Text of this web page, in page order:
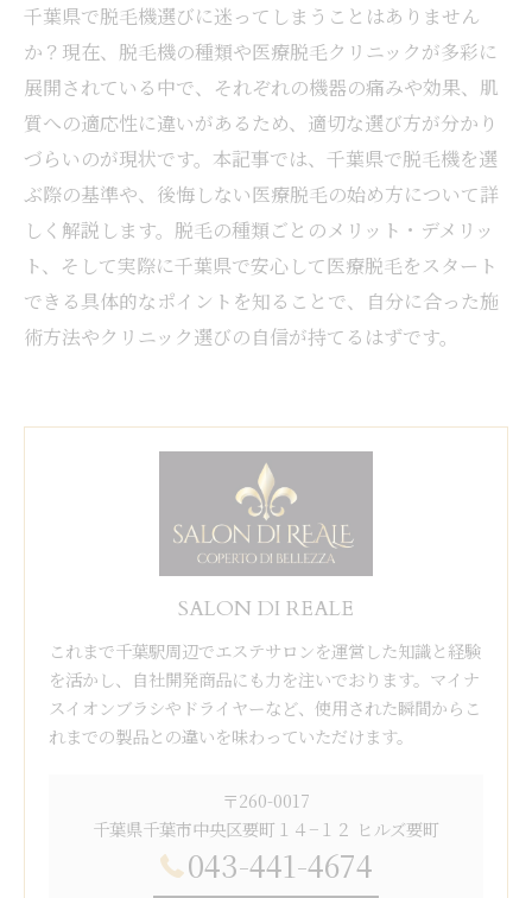
千葉県で脱毛機選びに迷ってしまうことはありません
か？現在、脱毛機の種類や医療脱毛クリニックが多彩に
展開されている中で、それぞれの機器の痛みや効果、肌
質への適応性に違いがあるため、適切な選び方が分かり
づらいのが現状です。本記事では、千葉県で脱毛機を選
ぶ際の基準や、後悔しない医療脱毛の始め方について詳
しく解説します。脱毛の種類ごとのメリット・デメリッ
ト、そして実際に千葉県で安心して医療脱毛をスタート
できる具体的なポイントを知ることで、自分に合った施
術方法やクリニック選びの自信が持てるはずです。
SALON DI REALE
これまで千葉駅周辺でエステサロンを運営した知識と経験
を活かし、自社開発商品にも力を注いでおります。マイナ
スイオンブラシやドライヤーなど、使用された瞬間からこ
れまでの製品との違いを味わっていただけます。
〒260-0017
千葉県千葉市中央区要町１４−１２ ヒルズ要町
043-441-4674